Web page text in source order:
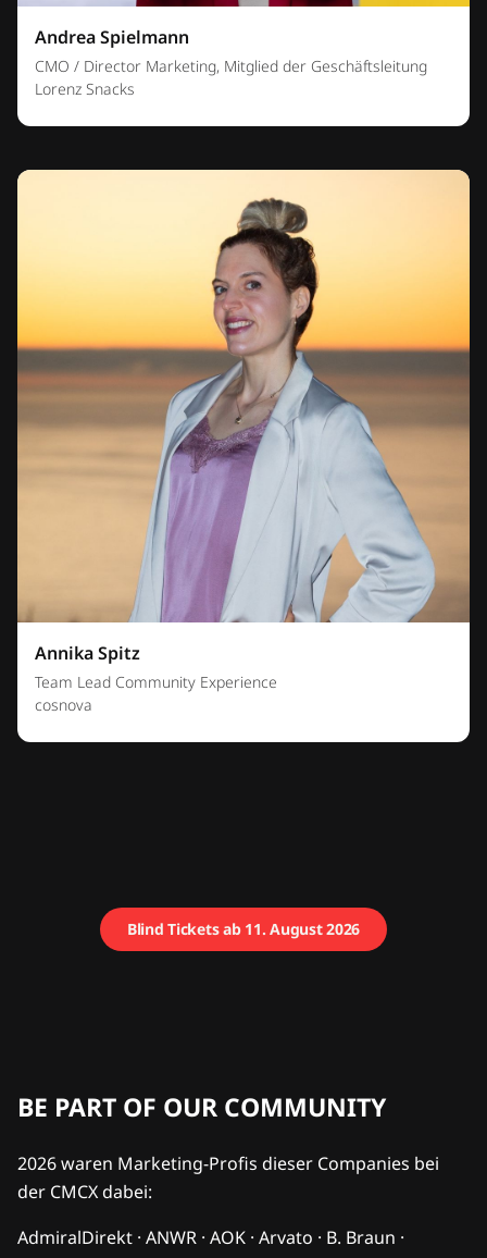
Andrea Spielmann
CMO / Director Marketing, Mitglied der Geschäftsleitung
Lorenz Snacks
Annika Spitz
Team Lead Community Experience
cosnova
Blind Tickets ab 11. August 2026
BE PART OF OUR COMMUNITY
2026 waren Marketing-Profis dieser Companies bei
der CMCX dabei:
AdmiralDirekt · ANWR · AOK · Arvato · B. Braun ·